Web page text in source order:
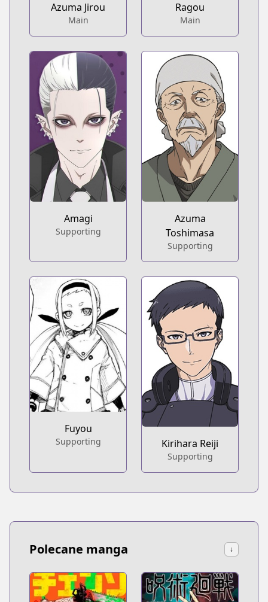
Azuma Jirou
Main
Ragou
Main
Amagi
Supporting
Azuma
Toshimasa
Supporting
Fuyou
Supporting Kirihara Reiji
Supporting
Polecane manga ↓